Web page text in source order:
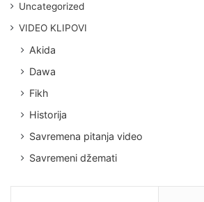
Uncategorized
VIDEO KLIPOVI
Akida
Dawa
Fikh
Historija
Savremena pitanja video
Savremeni džemati